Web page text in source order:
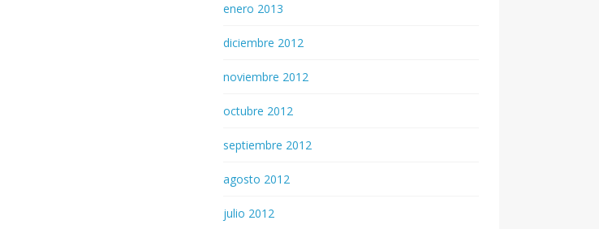
enero 2013
diciembre 2012
noviembre 2012
octubre 2012
septiembre 2012
agosto 2012
julio 2012